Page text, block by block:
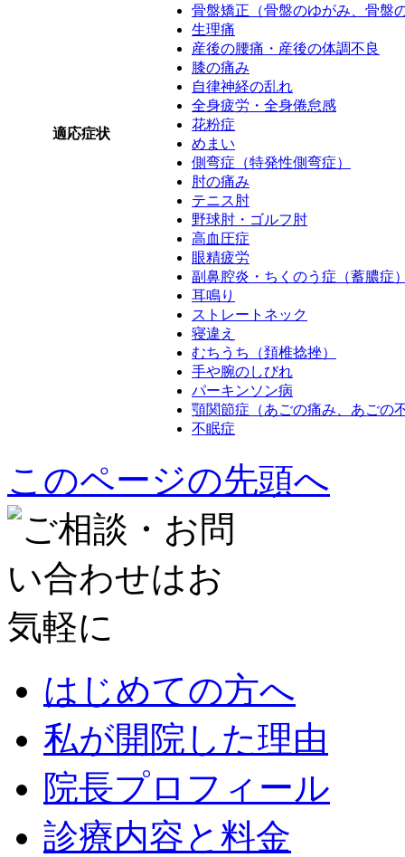
適応症状
骨盤矯正（骨盤のゆがみ、骨盤
生理痛
産後の腰痛・産後の体調不良
膝の痛み
自律神経の乱れ
全身疲労・全身倦怠感
花粉症
めまい
側弯症（特発性側弯症）
肘の痛み
テニス肘
野球肘・ゴルフ肘
高血圧症
眼精疲労
副鼻腔炎・ちくのう症（蓄膿症
耳鳴り
ストレートネック
寝違え
むちうち（頚椎捻挫）
手や腕のしびれ
パーキンソン病
顎関節症（あごの痛み、あごの
不眠症
このページの先頭へ
はじめての方へ
私が開院した理由
院長プロフィール
診療内容と料金